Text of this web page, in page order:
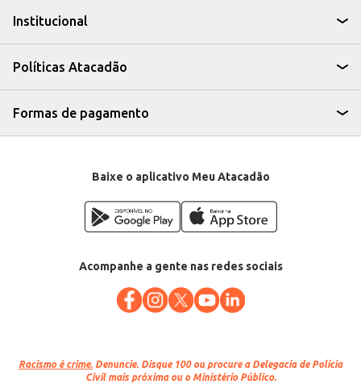
Institucional
Políticas Atacadão
Formas de pagamento
Baixe o aplicativo Meu Atacadão
Acompanhe a gente nas redes sociais
Racismo é crime. Denuncie. Disque 100 ou procure a Delegacia de Polícia
Civil mais próxima ou o Ministério Público.